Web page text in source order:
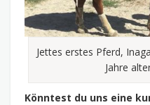
Jettes erstes Pferd,
Jahre
Könntest du uns eine